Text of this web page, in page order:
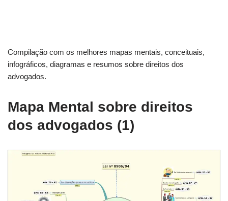
Compilação com os melhores mapas mentais, conceituais,
infográficos, diagramas e resumos sobre direitos dos
advogados.
Mapa Mental sobre direitos
dos advogados (1)